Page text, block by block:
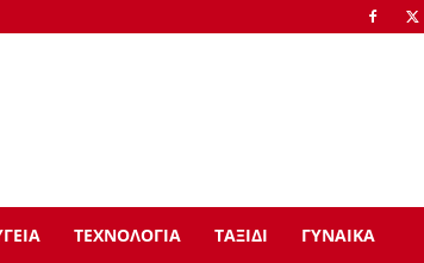
ΤΕΧΝΟΛΟΓΙΑ ΤΑΞΙΔΙ ΓΥΝΑΙΚΑ